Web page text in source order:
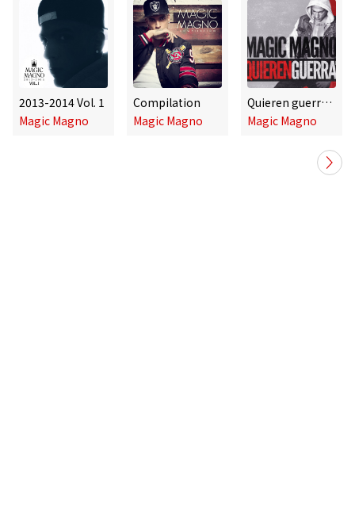
2013-2014 Vol. 1
Magic Magno
Compilation
Magic Magno
Quieren guerra EP
Magic Magno